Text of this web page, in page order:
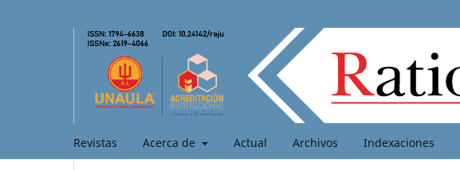
Revistas Acerca de Actual Archivos Indexaciones